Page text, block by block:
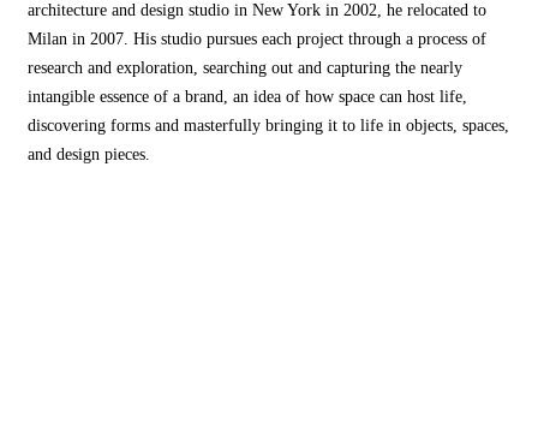
architecture and design studio in New York in 2002, he relocated to
Milan in 2007. His studio pursues each project through a process of
research and exploration, searching out and capturing the nearly
intangible essence of a brand, an idea of how space can host life,
discovering forms and masterfully bringing it to life in objects, spaces,
and design pieces.